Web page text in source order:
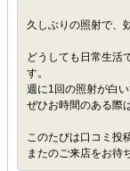
久しぶりの照射で、
どうしても日常生活
す。
週に1回の照射が白
ぜひお時間のある際
このたびは口コミ投
またのご来店をお待